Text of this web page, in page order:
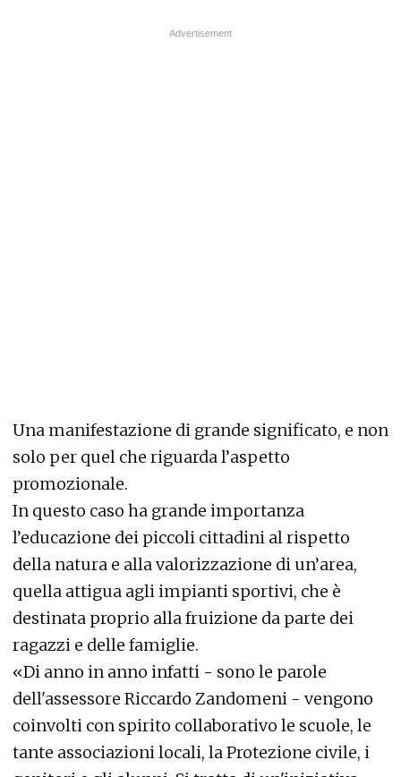
Una manifestazione di grande significato, e non
solo per quel che riguarda l’aspetto
promozionale.
In questo caso ha grande importanza
l’educazione dei piccoli cittadini al rispetto
della natura e alla valorizzazione di un’area,
quella attigua agli impianti sportivi, che è
destinata proprio alla fruizione da parte dei
ragazzi e delle famiglie.
«Di anno in anno infatti - sono le parole
dell'assessore Riccardo Zandomeni - vengono
coinvolti con spirito collaborativo le scuole, le
tante associazioni locali, la Protezione civile, i